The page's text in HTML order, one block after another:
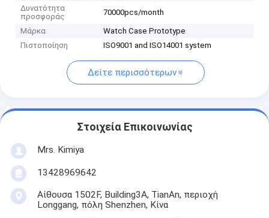
Δυνατότητα
προσφοράς
70000pcs/month
Μάρκα
Watch Case Prototype
Πιστοποίηση
ISO9001 and ISO14001 system
Δείτε περισσότερων
Στοιχεία Επικοινωνίας
Mrs. Kimiya
13428969642
Αίθουσα 1502F, Building3A, TianAn, περιοχή
Longgang, πόλη Shenzhen, Κίνα